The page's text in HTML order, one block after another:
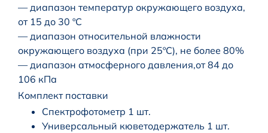
— диапазон температур окружающего воздуха,
от 15 до 30 ºC
— диапазон относительной влажности
окружающего воздуха (при 25ºС), не более 80%
— диапазон атмосферного давления,от 84 до
106 кПа
Комплект поставки
Спектрофотометр 1 шт.
Универсальный кюветодержатель 1 шт.